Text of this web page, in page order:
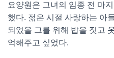
요양원은 그녀의 임종 전 마
했다. 젊은 시절 사랑하는 아
되었을 그를 위해 밥을 짓고
억해주고 싶었다.